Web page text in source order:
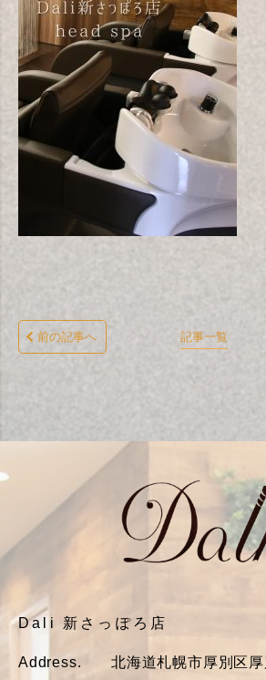
前の記事へ 記事一覧
Dali 新さっぽろ店
Address.
北海道札幌市厚別区